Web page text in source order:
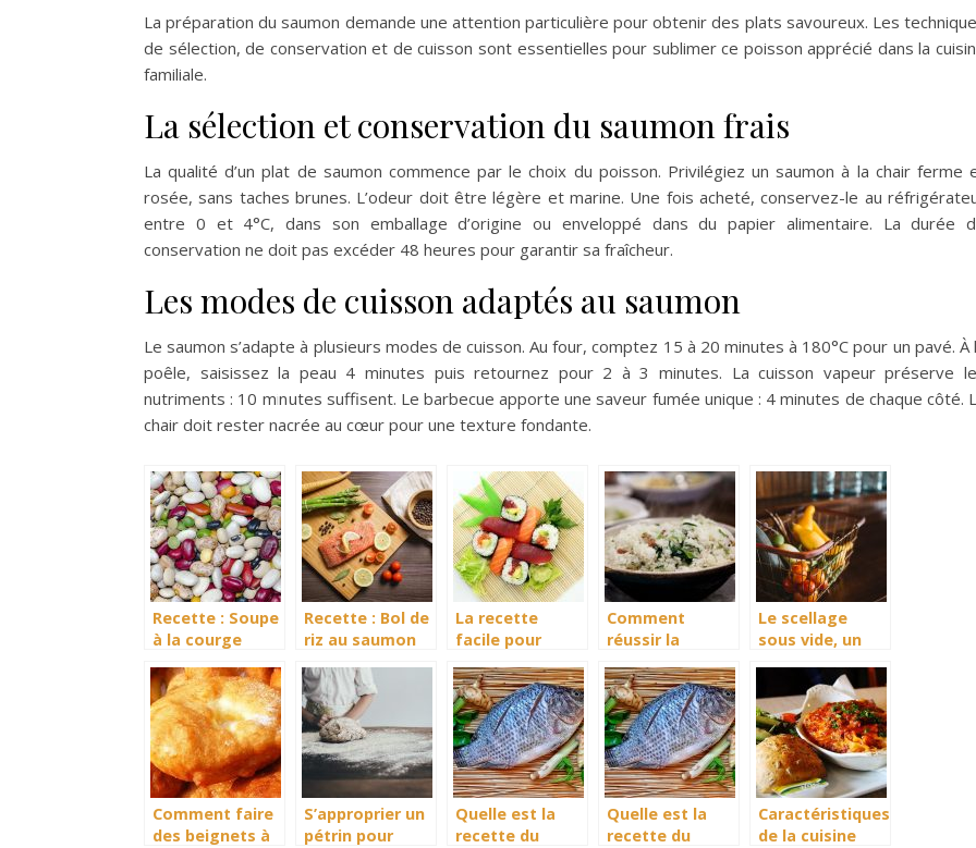
La préparation du saumon demande une attention particulière pour obtenir des plats savoureux. Les
de sélection, de conservation et de cuisson sont essentielles pour sublimer ce poisson apprécié dans la
familiale.
La sélection et conservation du saumon frais
La qualité d’un plat de saumon commence par le choix du poisson. Privilégiez un saumon à la chair ferme
rosée, sans taches brunes. L’odeur doit être légère et marine. Une fois acheté, conservez-le au
entre 0 et 4°C, dans son emballage d’origine ou enveloppé dans du papier alimentaire. La durée
conservation ne doit pas excéder 48 heures pour garantir sa fraîcheur.
Les modes de cuisson adaptés au saumon
Le saumon s’adapte à plusieurs modes de cuisson. Au four, comptez 15 à 20 minutes à 180°C pour un pavé. À
poêle, saisissez la peau 4 minutes puis retournez pour 2 à 3 minutes. La cuisson vapeur préserve
nutriments : 10 minutes suffisent. Le barbecue apporte une saveur fumée unique : 4 minutes de chaque côté.
chair doit rester nacrée au cœur pour une texture fondante.
Recette : Soupe
à la courge
haricots blancs
Recette : Bol de
riz au saumon
gingembre et
citron vert
La recette
facile pour
sushis
Comment
réussir la
riz ?
Le scellage
sous vide, un
énorme
Comment faire
des beignets à
S’approprier un
pétrin pour
Quelle est la
recette du
Quelle est la
recette du
Caractéristiques
de la cuisine